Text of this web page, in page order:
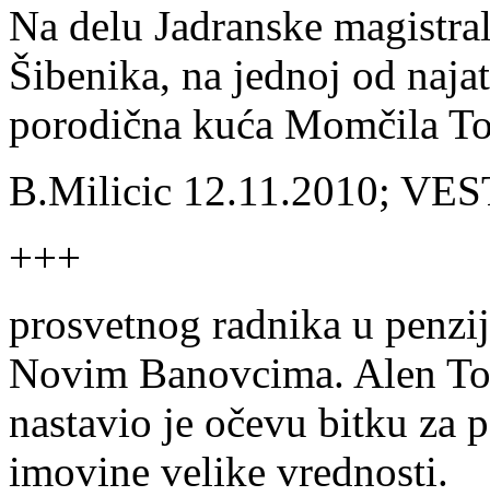
Na delu Jadranske
Šibenika, na jednoj od
porodična kuća Momčila
B.Milicic 12.11.2010;
+++
prosvetnog radnika u
Novim Banovcima. Alen
nastavio je očevu bitku za
imovine velike vrednosti.